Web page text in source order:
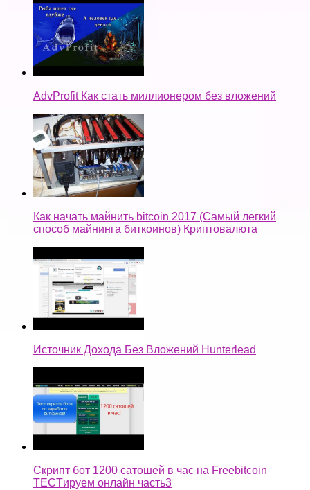
AdvProfit Как стать миллионером без вложений
Как начать майнить bitcoin 2017 (Самый легкий
способ майнинга биткоинов) Криптовалюта
Источник Дохода Без Вложений Hunterlead
Скрипт бот 1200 сатошей в час на Freebitcoin
TECTируем онлайн часть3